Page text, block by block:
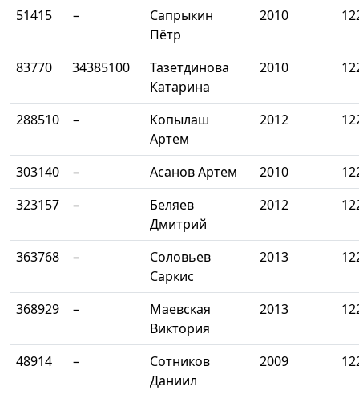
51415
−
Сапрыкин
Пётр
2010
83770 34385100
Тазетдинова
Катарина
2010
288510 −
Копылаш
Артем
2012
303140 − Асанов Артем 2010
323157
−
Беляев
Дмитрий
2012
363768 −
Соловьев
Саркис
2013
368929 −
Маевская
Виктория
2013
48914 −
Сотников
Даниил
2009